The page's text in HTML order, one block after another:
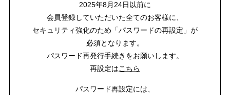
2025年8月24日以前に
会員登録していただいた全てのお客様に、
セキュリティ強化のため「パスワードの再設定」が
必須となります。
パスワード再発行手続きをお願いします。
再設定はこちら
パスワード再設定には、